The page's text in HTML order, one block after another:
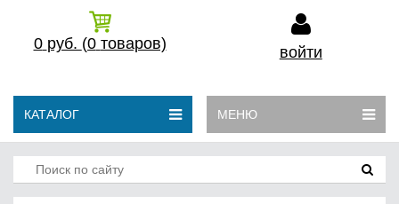
0 руб. (0 товаров) войти
КАТАЛОГ МЕНЮ